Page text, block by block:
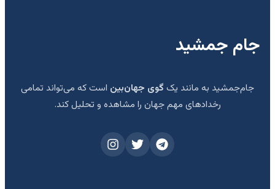
جام جمشید
جام‌جمشید به مانند یک گوی جهان‌بین است که می‌تواند تمامی
رخدادهای مهم جهان را مشاهده و تحلیل کند.